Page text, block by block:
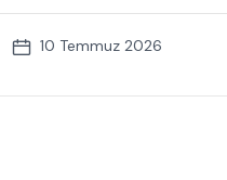
10 Temmuz 2026